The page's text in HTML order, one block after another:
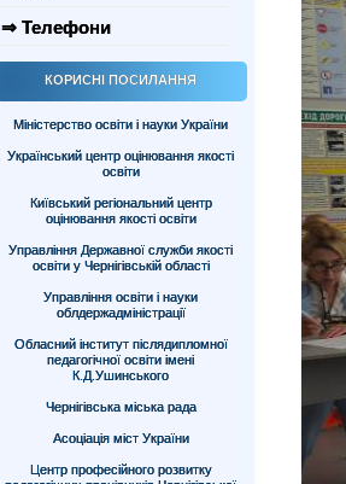
⇒ Телефони
КОРИСНІ ПОСИЛАННЯ
Міністерство освіти і науки України
Український центр оцінювання якості
освіти
Київський регіональний центр
оцінювання якості освіти
Управління Державної служби якості
освіти у Чернігівській області
Управління освіти і науки
облдержадміністрації
Обласний інститут післядипломної
педагогічної освіти імені
К.Д.Ушинського
Чернігівська міська рада
Асоціація міст України
Центр професійного розвитку